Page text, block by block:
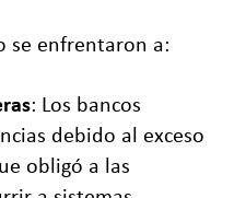
se enfrentaron a:
: Los bancos
debido al exceso
obligó a las